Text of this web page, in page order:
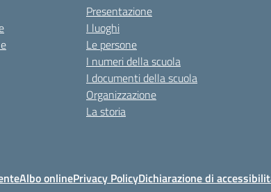
Presentazione
I luoghi
Le persone
I numeri della scuola
I documenti della scuola
Organizzazione
La storia
Albo onlinePrivacy PolicyDichiarazione di